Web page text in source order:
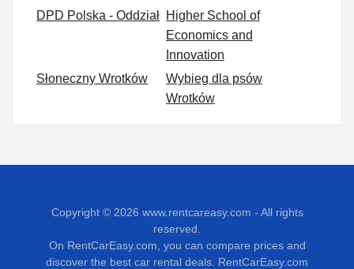
DPD Polska - Oddział Higher School of
Economics and
Innovation
Słoneczny Wrotków
Wybieg dla psów
Wrotków
Copyright © 2026 www.rentcareasy.com - All rights
reserved.
On RentCarEasy.com, you can compare prices and
discover the best car rental deals. RentCarEasy.com